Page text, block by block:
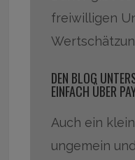
freiwilligen
DEN BLOG
EINFACH ÜBER
Auch ein
ungemein